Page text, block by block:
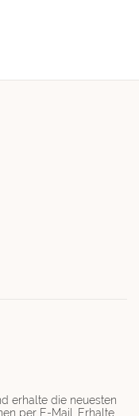
erhalte die neuesten
per E-Mail. Erhalte